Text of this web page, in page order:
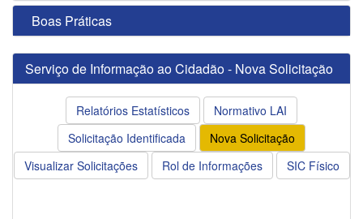
Boas Práticas
Serviço de Informação ao Cidadão - Nova Solicitação
Relatórios Estatísticos
Normativo LAI
Solicitação Identificada
Nova Solicitação
Visualizar Solicitações
Rol de Informações SIC Físico